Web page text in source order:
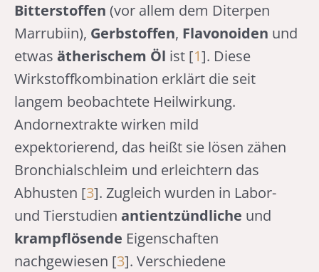
Bitterstoffen (vor allem dem Diterpen
Marrubiin), Gerbstoffen, Flavonoiden und
etwas ätherischem Öl ist [1]. Diese
Wirkstoffkombination erklärt die seit
langem beobachtete Heilwirkung.
Andornextrakte wirken mild
expektorierend, das heißt sie lösen zähen
Bronchialschleim und erleichtern das
Abhusten [3]. Zugleich wurden in Labor-
und Tierstudien antientzündliche und
krampflösende Eigenschaften
nachgewiesen [3]. Verschiedene